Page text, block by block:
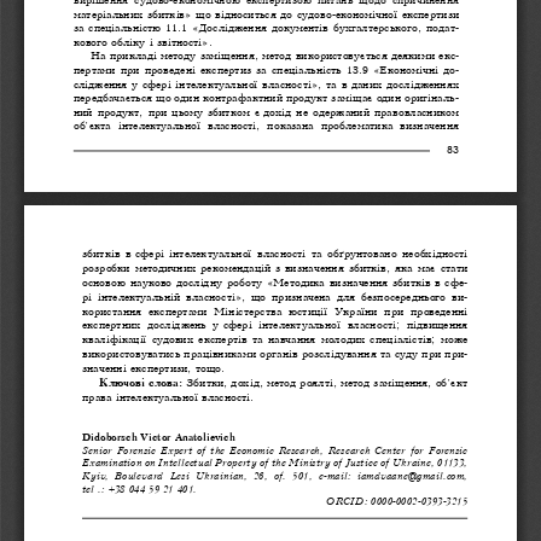
83
матеріальних збитків» що відноситься до судово-економічної експертизи
за спеціальністю 11.1 «Дослідження документів бухгалтерського, подат-
кового обліку і звітності».
На прикладі методу заміщення, метод використовується деякими екс-
пертами при проведені експертиз за спеціальність 13.9 «Економічні до-
слідження у сфері інтелектуальної власності», та в даних дослідженнях
передбачається що один контрафактний продукт заміщає один оригіналь-
ний продукт, при цьому збитком є дохід не одержаний правовласником
об’єкта  інтелектуальної  власності,  показана  проблематика  визначення
збитків  в сфері  інтелектуальної  власності  та  обґрунтовано  необхідності
розробки методичних рекомендацій з визначення збитків, яка має стати
основою науково дослідну роботу «Методика визначення збитків в сфе-
рі  інтелектуальній  власності»,  що  призначена  для  безпосереднього  ви-
користання  експертами  Міністерства  юстиції  України  при  проведенні
експертних  досліджень  у сфері  інтелектуальної  власності;  підвищення
кваліфікації судових експертів та навчання молодих спеціалістів; може
використовуватись працівниками органів розслідування та суду при при-
значенні експертизи, тощо.
Ключові слова: Збитки, дохід, метод роялті, метод заміщення, об’єкт
права інтелектуальної власності.
Didoborsch Victor Anatolievich
Senior  Forensic  Expert  of  the  Economic  Research,  Research  Center  for  Forensic
Examination on Intellectual Property of the Ministry of Justice of Ukraine, 01133,
Kyiv,  Boulevard  Lesi  Ukrainian,  26,  of.  501,  e-mail:  iamdvaane@gmail.com,
tel .: +38 044 59 21 401.
ORCID: 0000-0002-0393-3215